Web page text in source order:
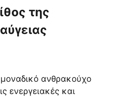
της
μοναδικό ανθρακούχο
ενεργειακές και